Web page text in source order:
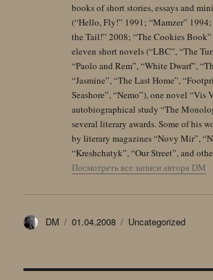
books of short stories, essays and
(“Hello, Fly!” 1991; “Mamzer”
the Tail!” 2008; “The Cookies
eleven short novels (“LBC”, “The
“Paolo and Rem”, “White Dwarf”,
“Jasmine”, “The Last Home”,
Seashore”, “Nemo”), one novel “Vis
autobiographical study “The
several literary awards. Some of his
by literary magazines “Novy Mir”,
“Kreshchatyk”, “Our Street”, and
Посмотреть все записи автора DM
Автор
DM Опубликовано
01.04.2008 Рубрики
Uncategorized